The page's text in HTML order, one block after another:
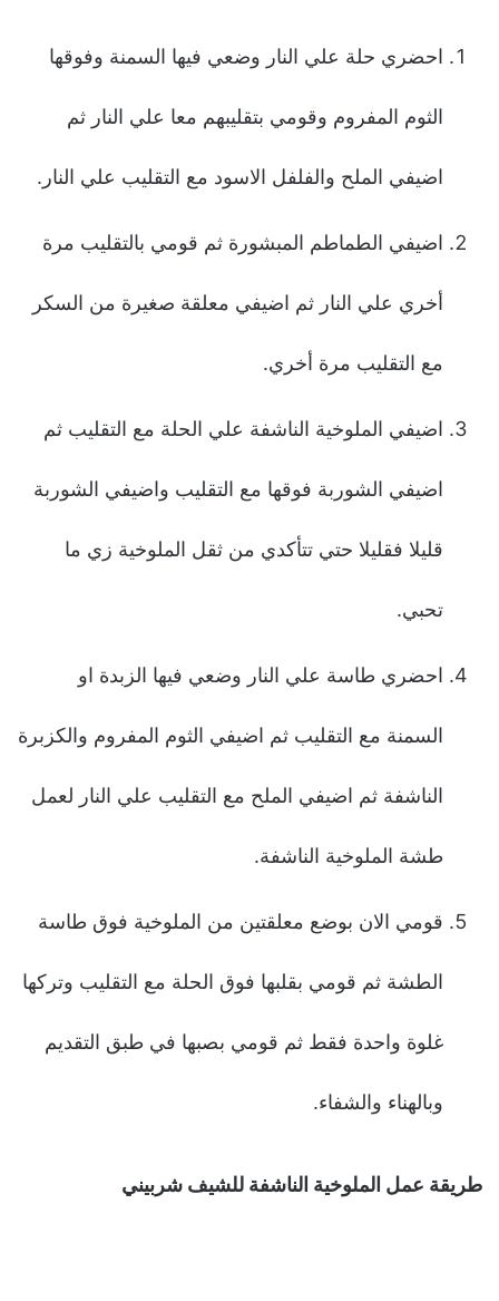
احضري حلة علي النار وضعي فيها السمنة وفوقها
الثوم المفروم وقومي بتقليبهم معا علي النار ثم
اضيفي الملح والفلفل الاسود مع التقليب علي النار.
اضيفي الطماطم المبشورة ثم قومي بالتقليب مرة
أخري علي النار ثم اضيفي معلقة صغيرة من السكر
مع التقليب مرة أخري.
اضيفي الملوخية الناشفة علي الحلة مع التقليب ثم
اضيفي الشوربة فوقها مع التقليب واضيفي الشوربة
قليلا فقليلا حتي تتأكدي من ثقل الملوخية زي ما
تحبي.
احضري طاسة علي النار وضعي فيها الزبدة او
السمنة مع التقليب ثم اضيفي الثوم المفروم والكزبرة
الناشفة ثم اضيفي الملح مع التقليب علي النار لعمل
طشة الملوخية الناشفة.
قومي الان بوضع معلقتين من الملوخية فوق طاسة
الطشة ثم قومي بقلبها فوق الحلة مع التقليب وتركها
غلوة واحدة فقط ثم قومي بصبها في طبق التقديم
وبالهناء والشفاء.
طريقة عمل الملوخية الناشفة للشيف شربيني